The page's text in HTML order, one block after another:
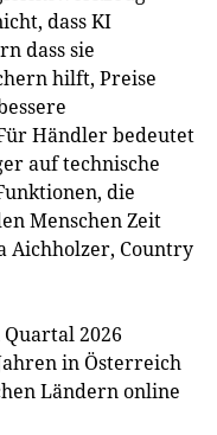
dass KI
dass sie
hilft, Preise
Händler bedeutet
auf technische
die
Menschen Zeit
Aichholzer, Country
2026
in Österreich
Ländern online